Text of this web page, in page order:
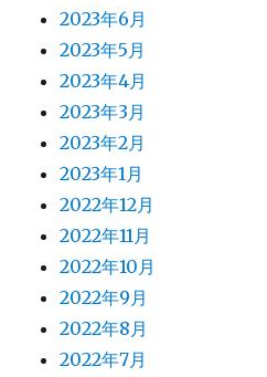
2023年6月
2023年5月
2023年4月
2023年3月
2023年2月
2023年1月
2022年12月
2022年11月
2022年10月
2022年9月
2022年8月
2022年7月